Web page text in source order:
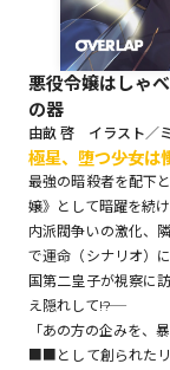
悪役令嬢はしゃ
の器
由畝 啓 イラスト／
極星、堕つ――少女
最強の暗殺者を配下
嬢》として暗躍を続
内派閥争いの激化、
で運命（シナリオ）
国第二皇子が視察に
え隠れして――!?
「あの方の企みを、
■■として創られたリ